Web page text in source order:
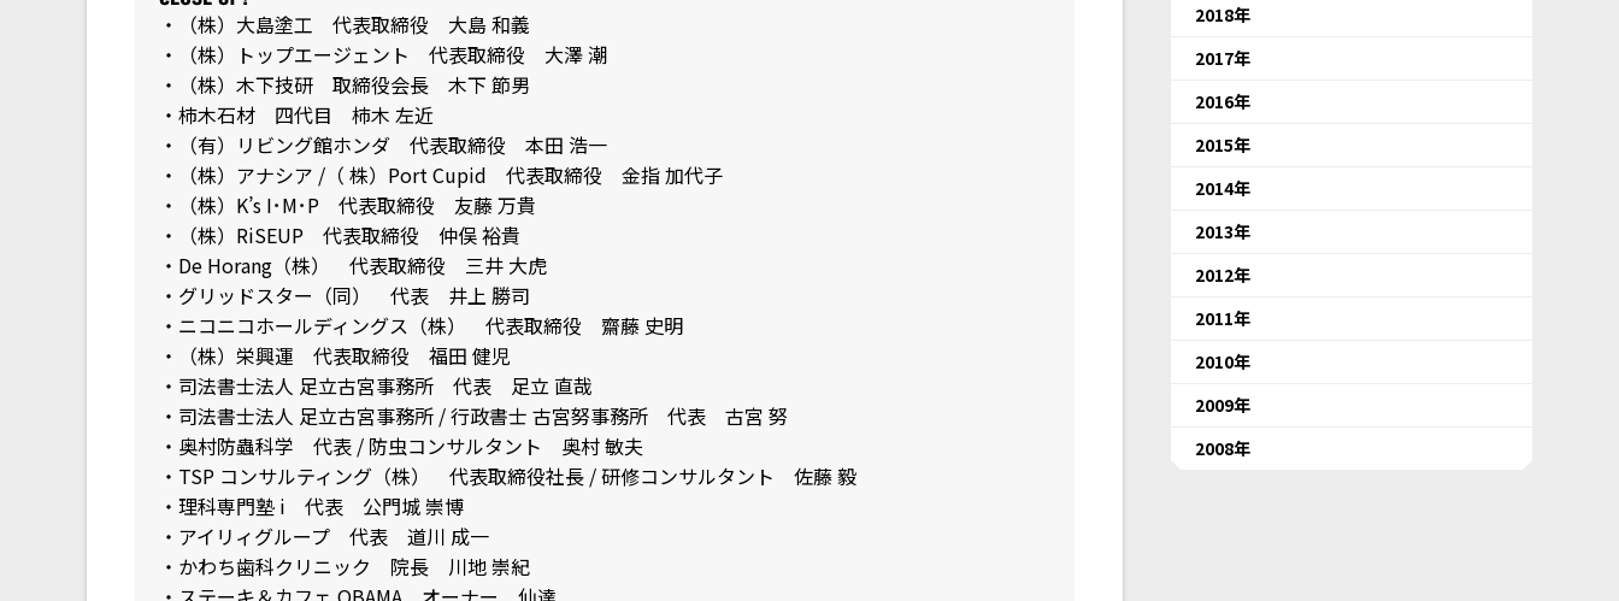
・（株）大島塗工 代表取締役 大島 和義
・（株）トップエージェント 代表取締役 大澤 潮
・（株）木下技研 取締役会長 木下 節男
・柿木石材 四代目 柿木 左近
・（有）リビング館ホンダ 代表取締役 本田 浩一
・（株）アナシア /（ 株）Port Cupid 代表取締役 金指 加代子
・（株）K’s I･M･P 代表取締役 友藤 万貴
・（株）RiSEUP 代表取締役 仲俣 裕貴
・De Horang（株） 代表取締役 三井 大虎
・グリッドスター（同） 代表 井上 勝司
・ニコニコホールディングス（株） 代表取締役 齋藤 史明
・（株）栄興運 代表取締役 福田 健児
・司法書士法人 足立古宮事務所 代表 足立 直哉
・司法書士法人 足立古宮事務所 / 行政書士 古宮努事務所 代表 古宮 努
・奥村防蟲科学 代表 / 防虫コンサルタント 奥村 敏夫
・TSP コンサルティング（株） 代表取締役社長 / 研修コンサルタント 佐藤 毅
・理科専門塾 i 代表 公門城 崇博
・アイリィグループ 代表 道川 成一
・かわち歯科クリニック 院長 川地 崇紀
2018年
2017年
2016年
2015年
2014年
2013年
2012年
2011年
2010年
2009年
2008年